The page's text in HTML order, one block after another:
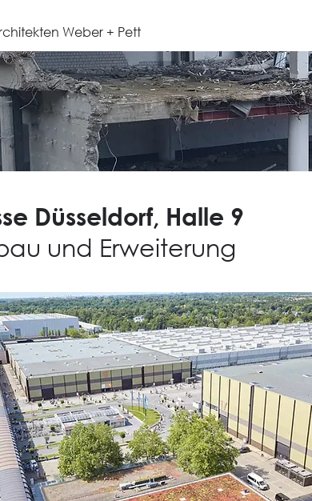
Weber + Pett
Düsseldorf, Halle 9
und Erweiterung